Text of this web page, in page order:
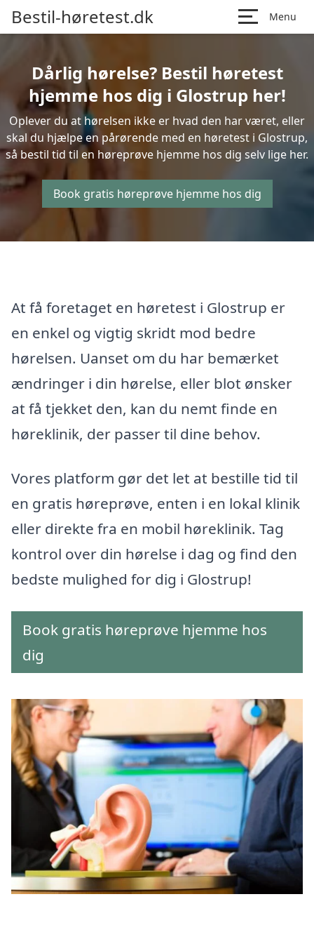
Bestil-høretest.dk Menu
Dårlig hørelse? Bestil høretest
hjemme hos dig i Glostrup her!
Oplever du at hørelsen ikke er hvad den har været, eller
skal du hjælpe en pårørende med en høretest i Glostrup,
så bestil tid til en høreprøve hjemme hos dig selv lige her.
Book gratis høreprøve hjemme hos dig
At få foretaget en høretest i Glostrup er
en enkel og vigtig skridt mod bedre
hørelsen. Uanset om du har bemærket
ændringer i din hørelse, eller blot ønsker
at få tjekket den, kan du nemt finde en
høreklinik, der passer til dine behov.
Vores platform gør det let at bestille tid til
en gratis høreprøve, enten i en lokal klinik
eller direkte fra en mobil høreklinik. Tag
kontrol over din hørelse i dag og find den
bedste mulighed for dig i Glostrup!
Book gratis høreprøve hjemme hos
dig